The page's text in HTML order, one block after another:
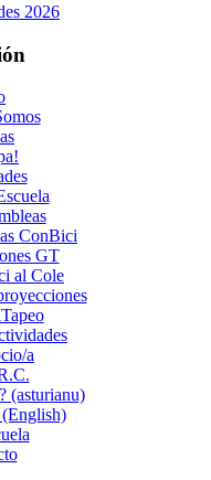
ConBici
GT
al Cole
a
(asturianu)